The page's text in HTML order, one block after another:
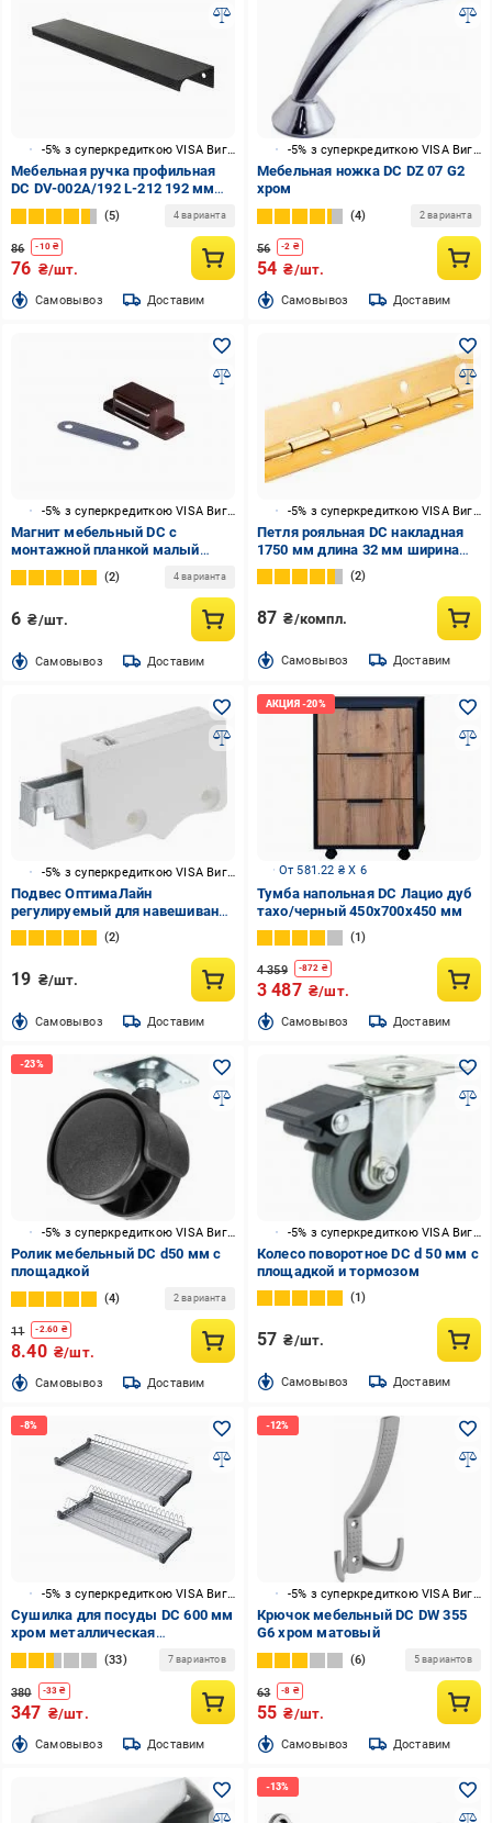
-5% з суперкредиткою VISA Вигода
Мебельная ручка профильная
DC DV-002A/192 L-212 192 мм
матовый черный
5 4 варианта
86 -10 ₴
76 ₴/шт.
Cамовывоз Доставим
Мебельная ножка DC DZ 07 G2
хром
4 2 варианта
56 -2 ₴
54 ₴/шт.
Cамовывоз Доставим
-5% з суперкредиткою VISA Вигода
Магнит мебельный DC с
монтажной планкой малый
46x15x14 мм коричневый 1 шт.
2 4 варианта
6 ₴/шт.
Cамовывоз Доставим
Петля рояльная DC накладная
1750 мм длина 32 мм ширина
золото
2
87 ₴/компл.
Cамовывоз Доставим
-5% з суперкредиткою VISA Вигода
Подвес ОптимаЛайн
регулируемый для навешивания
шкафа белый DC ,
2
19 ₴/шт.
Cамовывоз Доставим
От 581.22 ₴ X 6
Тумба напольная DC Лацио дуб
тахо/черный 450x700x450 мм
1
4 359 -872 ₴
3 487 ₴/шт.
Cамовывоз Доставим
-5% з суперкредиткою VISA Вигода
Ролик мебельный DC d50 мм с
площадкой
4 2 варианта
11 -2.60 ₴
8.40 ₴/шт.
Cамовывоз Доставим
Колесо поворотное DC d 50 мм с
площадкой и тормозом
1
57 ₴/шт.
Cамовывоз Доставим
-5% з суперкредиткою VISA Вигода
Сушилка для посуды DC 600 мм
хром металлическая
встроенная в шкаф ЕВРОЛАЙН
33 7 вариантов
380 -33 ₴
347 ₴/шт.
Cамовывоз Доставим
Крючок мебельный DC DW 355
G6 хром матовый
6 5 вариантов
63 -8 ₴
55 ₴/шт.
Cамовывоз Доставим